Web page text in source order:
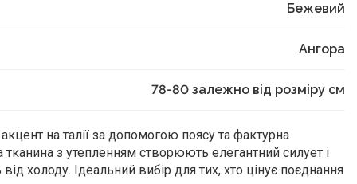
Бежевий
Ангора
78-80 залежно від розміру см
на талії за допомогою поясу та фактурна
з утепленням створюють елегантний силует і
холоду. Ідеальний вибір для тих, хто цінує поєднання